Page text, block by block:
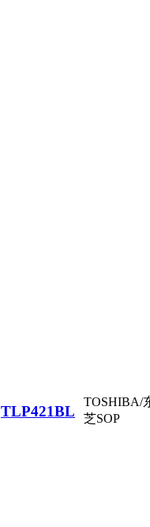
TLP421BL
TOSHIBA/
芝SOP